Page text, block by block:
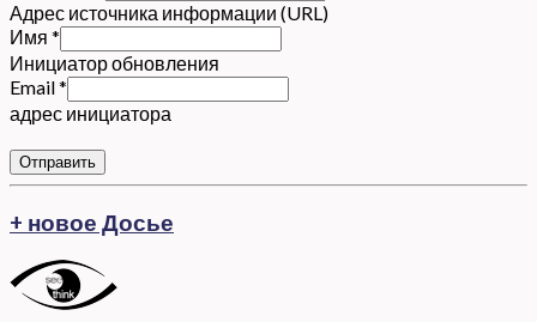
Адрес источника информации (URL)
Имя *
Инициатор обновления
Email*
адрес инициатора
Отправить
+ новое Досье